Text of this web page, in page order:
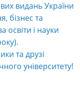
видань України
бізнес та
освіти і науки
та друзі
університету!